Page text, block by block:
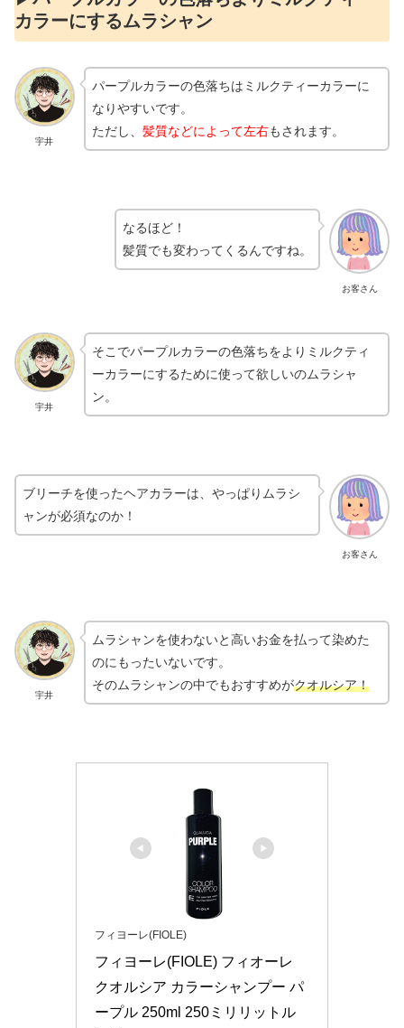
カラーにするムラシャン
宇井
パープルカラーの色落ちはミルクティーカラーに
なりやすいです。
ただし、 髪質などによって左右もされます。
お客さん
なるほど！
髪質でも変わってくるんですね。
宇井
そこでパープルカラーの色落ちをよりミルクティ
ーカラーにするために使って欲しいのムラシャ
ン。
お客さん
ブリーチを使ったヘアカラーは、やっぱりムラシ
ャンが必須なのか！
宇井
ムラシャンを使わないと高いお金を払って染めた
のにもったいないです。
そのムラシャンの中でもおすすめがクオルシア！
フィヨーレ(FIOLE)
フィヨーレ(FIOLE) フィオーレ
クオルシア カラーシャンプー パ
ープル 250ml 250ミリリットル